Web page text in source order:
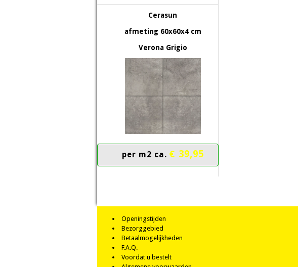
Cerasun
afmeting 60x60x4 cm
Verona Grigio
per m2 ca. € 39,95
Openingstijden
Bezorggebied
Betaalmogelijkheden
F.A.Q.
Voordat u bestelt